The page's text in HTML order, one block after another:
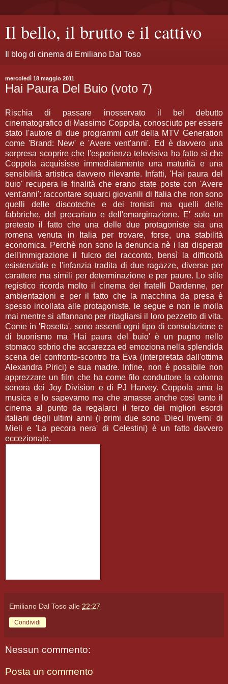
Il bello, il brutto e il cattivo
Il blog di cinema di Emiliano Dal Toso
mercoledì 18 maggio 2011
Hai Paura Del Buio (voto 7)
Rischia di passare inosservato il bel debutto
cinematografico di Massimo Coppola, conosciuto per essere
stato l'autore di due programmicultdella MTV Generation
come 'Brand: New' e 'Avere vent'anni'. Ed è davvero una
sorpresa scoprire che l'esperienza televisiva ha fatto sì che
Coppola acquisisse immediatamente una maturità e una
sensibilità artistica davvero rilevante. Infatti, 'Hai paura del
buio' recupera le finalità che erano state poste con 'Avere
vent'anni': raccontare squarci giovanili di Italia che non sono
quelli delle discoteche e dei tronisti ma quelli delle
fabbriche, del precariato e dell'emarginazione. E' solo un
pretesto il fatto che una delle due protagoniste sia una
romena venuta in Italia per trovare, forse, una stabilità
economica. Perchè non sono la denuncia nè i lati disperati
dell'immigrazione il fulcro del racconto, bensì la difficoltà
esistenziale e l'infanzia tradita di due ragazze, diverse per
carattere ma simili per determinazione e per paure. Lo stile
registico ricorda molto il cinema dei fratelli Dardenne, per
ambientazioni e per il fatto che la macchina da presa è
spesso incollata alle protagoniste, le segue e non le molla
mai mentre si affannano per ritagliarsi il loro pezzetto di vita.
Come in 'Rosetta', sono assenti ogni tipo di consolazione e
di buonismo ma 'Hai paura del buio' è un pugno nello
stomaco sobrio che accarezza ed emoziona nella splendida
scena del confronto-scontro tra Eva (interpretata dall'ottima
Alexandra Pirici) e sua madre. Infine, non è possibile non
apprezzare un film che ha come filo conduttore la colonna
sonora dei Joy Division e di PJ Harvey. Coppola ama la
musica e lo sapevamo ma che amasse anche così tanto il
cinema al punto da regalarci il terzo dei migliori esordi
italiani degli ultimi anni (i primi due sono 'Dieci Inverni' di
Mieli e 'La pecora nera' di Celestini) è un fatto davvero
eccezionale.
Emiliano Dal Toso alle 22:27
Condividi
Nessun commento:
Posta un commento